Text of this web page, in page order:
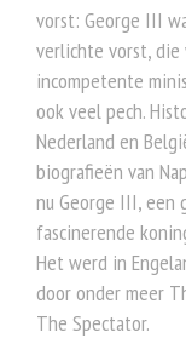
vorst: George III
verlichte vorst,
incompetente
ook veel pech.
Nederland en
biografieën van
nu George III, een
fascinerende
Het werd in
door onder meer
The Spectator.